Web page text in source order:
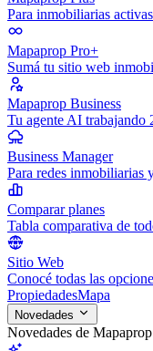
Para inmobiliarias
Mapaprop Pro+
Sumá tu sitio web
Mapaprop Business
Tu agente AI trabajando
Business Manager
Para redes inmobiliarias
Comparar planes
Tabla comparativa de
Sitio Web
Conocé todas las
PropiedadesMapa
Novedades
Novedades de Mapaprop